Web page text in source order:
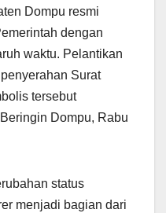
Dompu resmi
dengan
waktu. Pelantikan
Surat
tersebut
Dompu, Rabu
status
menjadi bagian dari